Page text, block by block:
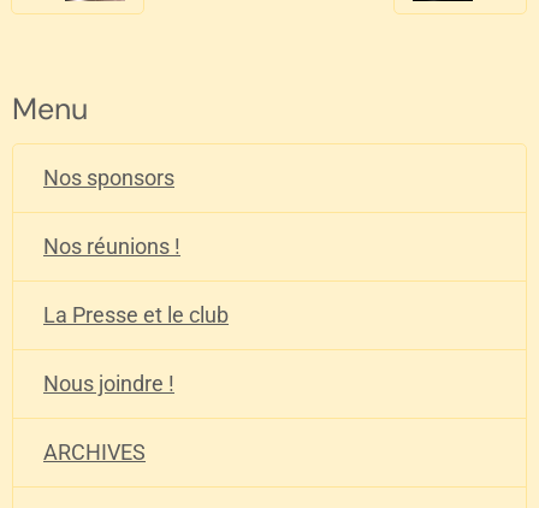
Menu
Nos sponsors
Nos réunions !
La Presse et le club
Nous joindre !
ARCHIVES